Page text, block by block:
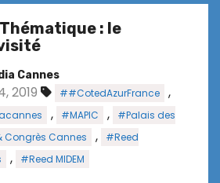
Thématique : le
Cannes
2019 ##CotedAzurFrance ,
, #MAPIC ,
#Palais des
Congrès Cannes
,
#Reed
, #Reed MIDEM